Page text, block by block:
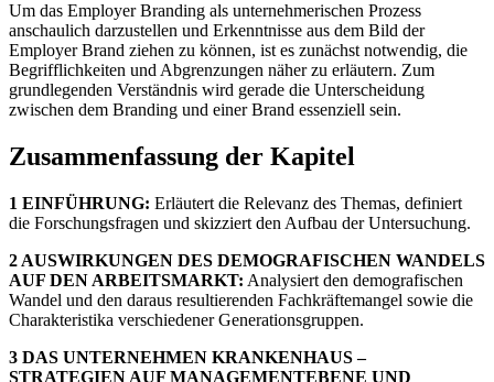
Um das Employer Branding als unternehmerischen Prozess
anschaulich darzustellen und Erkenntnisse aus dem Bild der
Employer Brand ziehen zu können, ist es zunächst notwendig, die
Begrifflichkeiten und Abgrenzungen näher zu erläutern. Zum
grundlegenden Verständnis wird gerade die Unterscheidung
zwischen dem Branding und einer Brand essenziell sein.
Zusammenfassung der Kapitel
1 EINFÜHRUNG: Erläutert die Relevanz des Themas, definiert
die Forschungsfragen und skizziert den Aufbau der Untersuchung.
2 AUSWIRKUNGEN DES DEMOGRAFISCHEN WANDELS
AUF DEN ARBEITSMARKT: Analysiert den demografischen
Wandel und den daraus resultierenden Fachkräftemangel sowie die
Charakteristika verschiedener Generationsgruppen.
3 DAS UNTERNEHMEN KRANKENHAUS –
STRATEGIEN AUF MANAGEMENTEBENE UND